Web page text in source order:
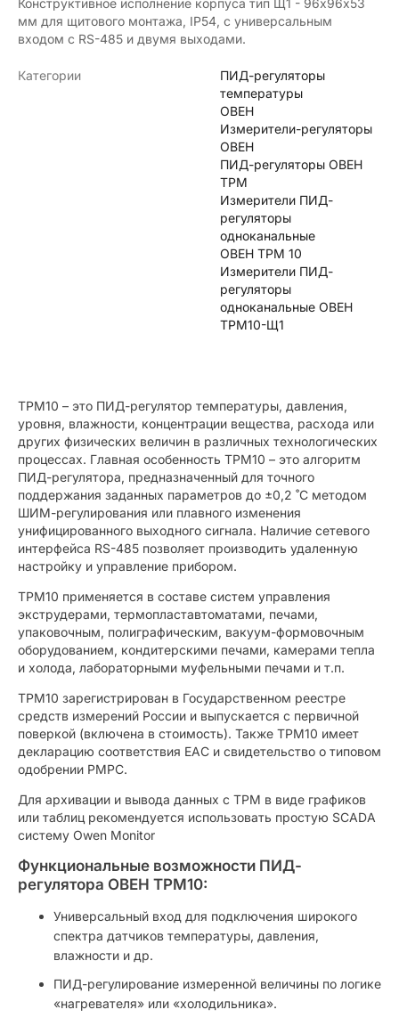
Конструктивное исполнение корпуса тип Щ1 - 96х96х53
мм для щитового монтажа, IP54, с универсальным
входом с RS-485 и двумя выходами.
Категории
ПИД-регуляторы
температуры
ОВЕН
Измерители-регуляторы
ОВЕН
ПИД-регуляторы ОВЕН
ТРМ
Измерители ПИД-
регуляторы
одноканальные
ОВЕН ТРМ 10
Измерители ПИД-
регуляторы
одноканальные ОВЕН
ТРМ10-Щ1
ТРМ10 – это ПИД-регулятор температуры, давления,
уровня, влажности, концентрации вещества, расхода или
других физических величин в различных технологических
процессах. Главная особенность ТРМ10 – это алгоритм
ПИД-регулятора, предназначенный для точного
поддержания заданных параметров до ±0,2 ˚С методом
ШИМ-регулирования или плавного изменения
унифицированного выходного сигнала. Наличие сетевого
интерфейса RS-485 позволяет производить удаленную
настройку и управление прибором.
ТРМ10 применяется в составе систем управления
экструдерами, термопластавтоматами, печами,
упаковочным, полиграфическим, вакуум-формовочным
оборудованием, кондитерскими печами, камерами тепла
и холода, лабораторными муфельными печами и т.п.
ТРМ10 зарегистрирован в Государственном реестре
средств измерений России и выпускается с первичной
поверкой (включена в стоимость). Также ТРМ10 имеет
декларацию соответствия ЕАС и свидетельство о типовом
одобрении РМРС.
Для архивации и вывода данных с ТРМ в виде графиков
или таблиц рекомендуется использовать простую SCADA
систему Owen Monitor
Функциональные возможности ПИД-
регулятора ОВЕН ТРМ10:
Универсальный вход для подключения широкого
спектра датчиков температуры, давления,
влажности и др.
ПИД-регулирование измеренной величины по логике
«нагревателя» или «холодильника».